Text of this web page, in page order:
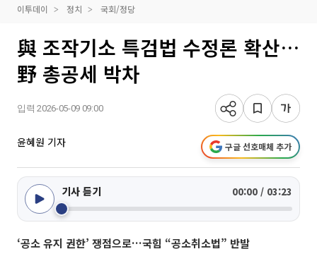
이투데이 정치 국회/정당
與 조작기소 특검법 수정론 확산…
野 총공세 박차
입력 2026-05-09 09:00
윤혜원 기자 구글 선호매체 추가
기사 듣기 00:00 / 03:23
‘공소 유지 권한’ 쟁점으로…국힘 “공소취소법” 반발